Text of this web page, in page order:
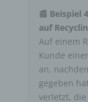
📰 Beispiel
auf
Auf einem
Kunde
an,
gegeben
verletzt,